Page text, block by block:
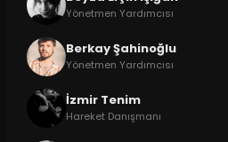
Yönetmen Yardımcısı
Berkay Şahinoğlu
Yönetmen Yardımcısı
İzmir Tenim
Hareket Danışmanı